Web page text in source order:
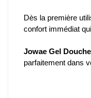
Dès la première
confort immédiat
Jowae Gel
parfaitement dans